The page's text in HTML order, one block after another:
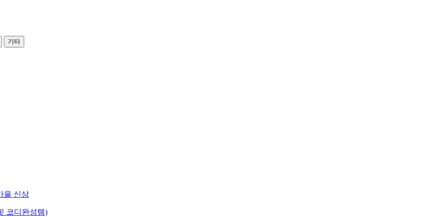
기타
을 신상
코디완성템)